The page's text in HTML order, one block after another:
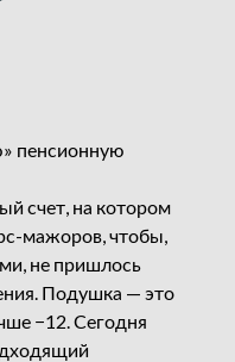
пенсионную
счет, на котором
мажоров, чтобы,
не пришлось
Подушка — это
−12. Сегодня